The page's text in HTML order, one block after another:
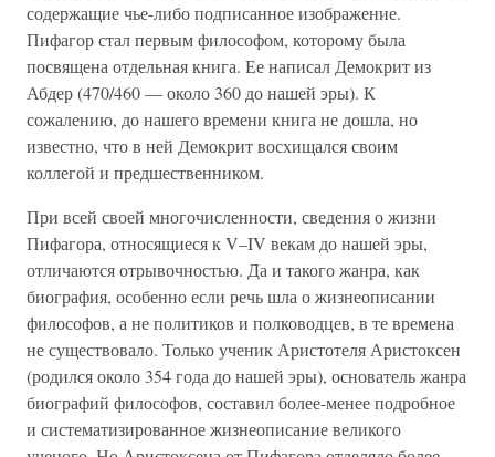
содержащие чье-либо подписанное изображение.
Пифагор стал первым философом, которому была
посвящена отдельная книга. Ее написал Демокрит из
Абдер (470/460 — около 360 до нашей эры). К
сожалению, до нашего времени книга не дошла, но
известно, что в ней Демокрит восхищался своим
коллегой и предшественником.
При всей своей многочисленности, сведения о жизни
Пифагора, относящиеся к V–IV векам до нашей эры,
отличаются отрывочностью. Да и такого жанра, как
биография, особенно если речь шла о жизнеописании
философов, а не политиков и полководцев, в те времена
не существовало. Только ученик Аристотеля Аристоксен
(родился около 354 года до нашей эры), основатель жанра
биографий философов, составил более-менее подробное
и систематизированное жизнеописание великого